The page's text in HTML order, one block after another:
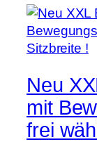
Neu
mit
frei